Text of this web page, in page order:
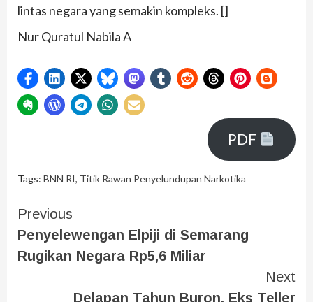
lintas negara yang semakin kompleks. []
Nur Quratul Nabila A
PDF
Tags: BNN RI, Titik Rawan Penyelundupan Narkotika
Previous
Penyelewengan Elpiji di Semarang
Rugikan Negara Rp5,6 Miliar
Next
Delapan Tahun Buron, Eks Teller